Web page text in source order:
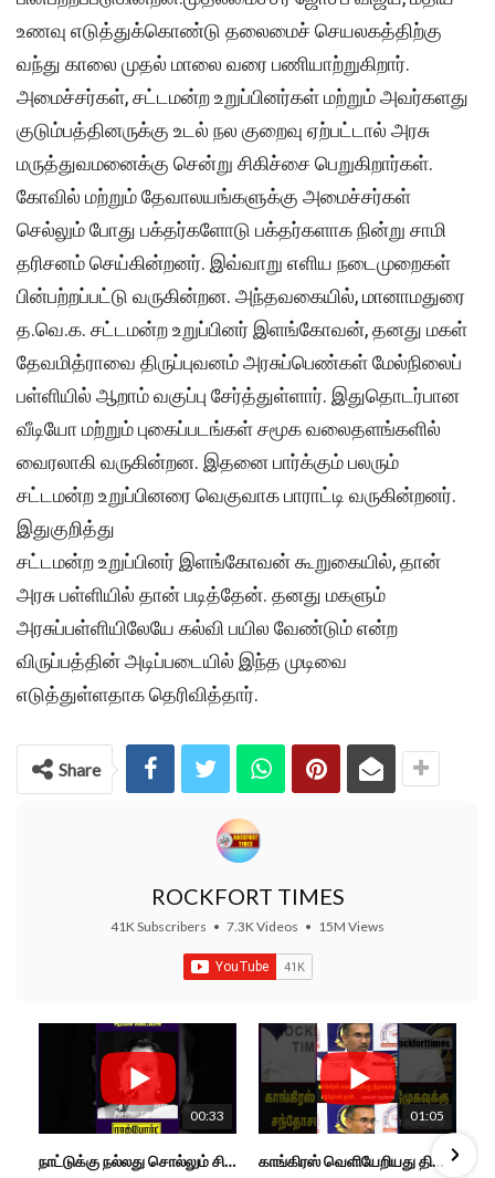
உணவு எடுத்துக்கொண்டு தலைமைச் செயலகத்திற்கு
வந்து காலை முதல் மாலை வரை பணியாற்றுகிறார்.
அமைச்சர்கள், சட்டமன்ற உறுப்பினர்கள் மற்றும் அவர்களது
குடும்பத்தினருக்கு உடல் நல குறைவு ஏற்பட்டால் அரசு
மருத்துவமனைக்கு சென்று சிகிச்சை பெறுகிறார்கள்.
கோவில் மற்றும் தேவாலயங்களுக்கு அமைச்சர்கள்
செல்லும் போது பக்தர்களோடு பக்தர்களாக நின்று சாமி
தரிசனம் செய்கின்றனர். இவ்வாறு எளிய நடைமுறைகள்
பின்பற்றப்பட்டு வருகின்றன. அந்தவகையில், மானாமதுரை
த.வெ.க. சட்டமன்ற உறுப்பினர் இளங்கோவன், தனது மகள்
தேவமித்ராவை திருப்புவனம் அரசுப்பெண்கள் மேல்நிலைப்
பள்ளியில் ஆறாம் வகுப்பு சேர்த்துள்ளார். இதுதொடர்பான
வீடியோ மற்றும் புகைப்படங்கள் சமூக வலைதளங்களில்
வைரலாகி வருகின்றன. இதனை பார்க்கும் பலரும்
சட்டமன்ற உறுப்பினரை வெகுவாக பாராட்டி வருகின்றனர்.
இதுகுறித்து
சட்டமன்ற உறுப்பினர் இளங்கோவன் கூறுகையில், தான்
அரசு பள்ளியில் தான் படித்தேன். தனது மகளும்
அரசுப்பள்ளியிலேயே கல்வி பயில வேண்டும் என்ற
விருப்பத்தின் அடிப்படையில் இந்த முடிவை
எடுத்துள்ளதாக தெரிவித்தார்.
Share
ROCKFORT TIMES
41K Subscribers • 7.3K Videos • 15M Views
00:33
நாட்டுக்கு நல்லது சொல்லும் சிறப்பான மேடைப்பேச்சு... #shorts #subscribe #video
01:05
காங்கிரஸ் வெளியேறியது திமுகவுக்கு சந்தோசம் தான்... - அமைச்சர் அருண்ராஜ்